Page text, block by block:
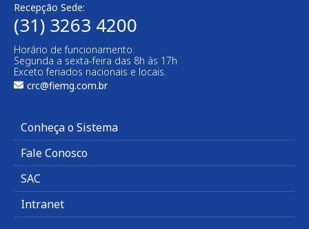
Recepção Sede:
(31) 3263 4200
Horário de funcionamento:
Segunda a sexta-feira das 8h às 17h
Exceto feriados nacionais e locais.
crc@fiemg.com.br
Conheça o Sistema
Fale Conosco
SAC
Intranet